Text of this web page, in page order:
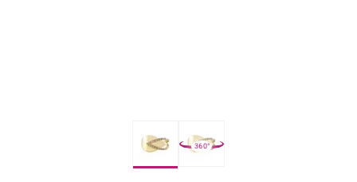
360°